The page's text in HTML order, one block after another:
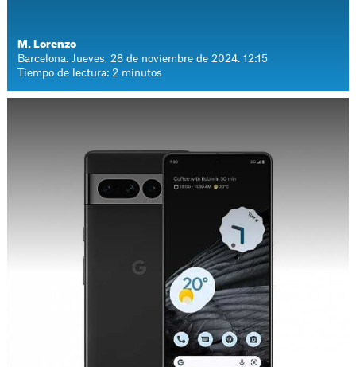
M. Lorenzo
Barcelona. Jueves, 28 de noviembre de 2024. 12:15
Tiempo de lectura: 2 minutos